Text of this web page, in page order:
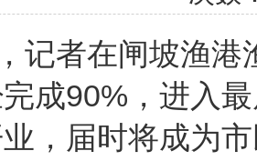
记者在闸坡渔
成90%，进入
，届时将成为